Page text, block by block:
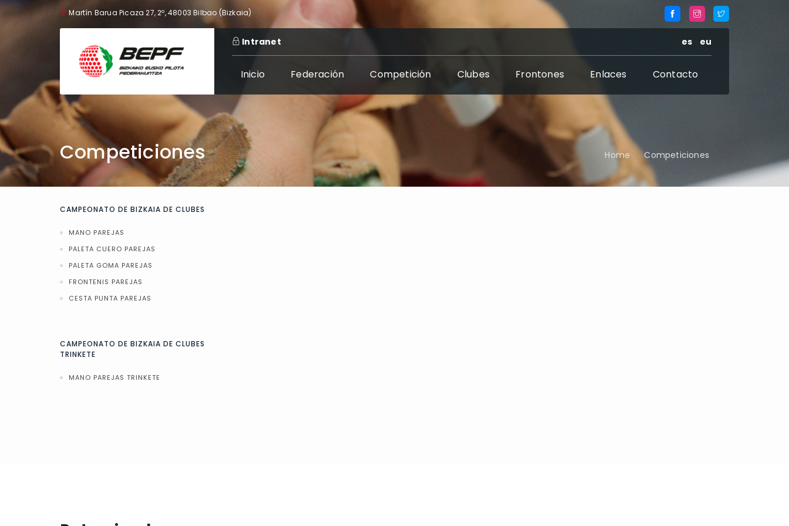
Martín Barua Picaza 27, 2º, 48003 Bilbao (Bizkaia)
Intranet es eu
Inicio Federación Competición Clubes Frontones Enlaces Contacto
Competiciones Home Competiciones
CAMPEONATO DE BIZKAIA DE CLUBES
MANO PAREJAS
PALETA CUERO PAREJAS
PALETA GOMA PAREJAS
FRONTENIS PAREJAS
CESTA PUNTA PAREJAS
CAMPEONATO DE BIZKAIA DE CLUBES
TRINKETE
MANO PAREJAS TRINKETE